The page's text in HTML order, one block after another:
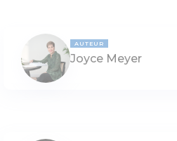
AUTEUR
Joyce Meyer